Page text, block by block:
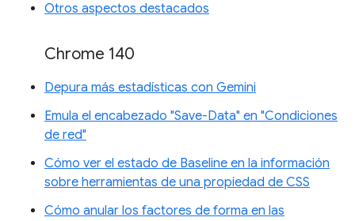
Otros aspectos destacados
Chrome 140
Depura más estadísticas con Gemini
Emula el encabezado "Save-Data" en "Condiciones
de red"
Cómo ver el estado de Baseline en la información
sobre herramientas de una propiedad de CSS
Cómo anular los factores de forma en las